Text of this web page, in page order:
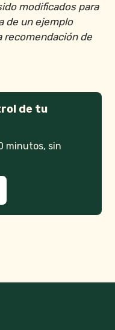
de tu
minutos, sin
modificados para
de un ejemplo
de